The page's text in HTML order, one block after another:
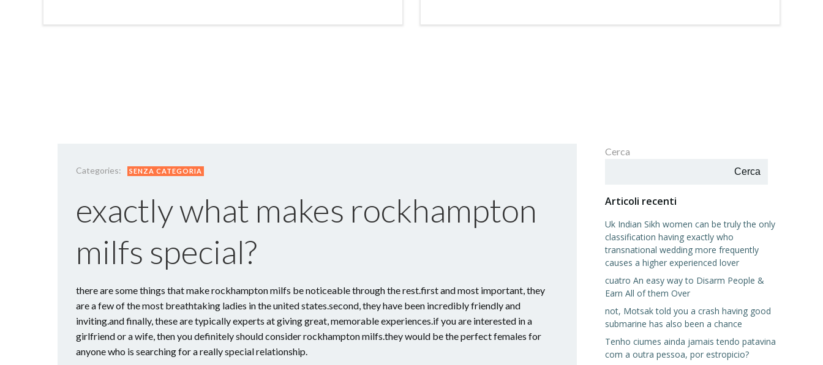
Categories: SENZA CATEGORIA
exactly what makes rockhampton
milfs special?
there are some things that make rockhampton milfs be noticeable through the rest.first and most important, they
are a few of the most breathtaking ladies in the united states.second, they have been incredibly friendly and
inviting.and finally, these are typically experts at giving great, memorable experiences.if you are interested in a
girlfriend or a wife, then you definitely should consider rockhampton milfs.they would be the perfect females for
anyone who is searching for a really special relationship.
Cerca
Cerca
Articoli recenti
Uk Indian Sikh women can be truly the only
classification having exactly who
transnational wedding more frequently
causes a higher experienced lover
cuatro An easy way to Disarm People &
Earn All of them Over
not, Motsak told you a crash having good
submarine has also been a chance
Tenho ciumes ainda jamais tendo patavina
com a outra pessoa, por estropicio?